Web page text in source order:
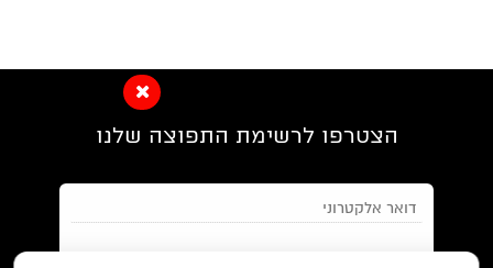
הצטרפו לרשימת התפוצה שלנו